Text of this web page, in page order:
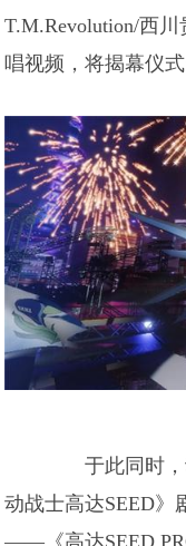
T.M.Revolution/西
唱视频，将揭幕仪
于此同时，
动战士高达SEED》